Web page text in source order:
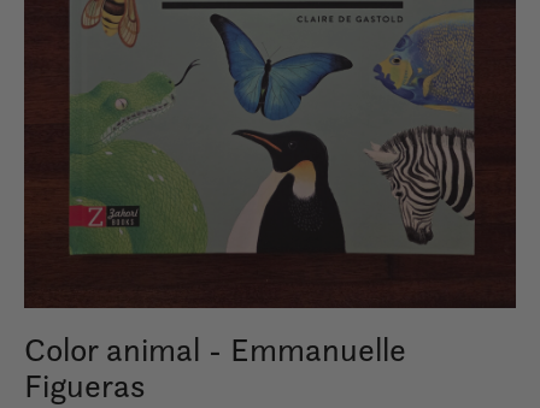
Color animal - Emmanuelle
Figueras